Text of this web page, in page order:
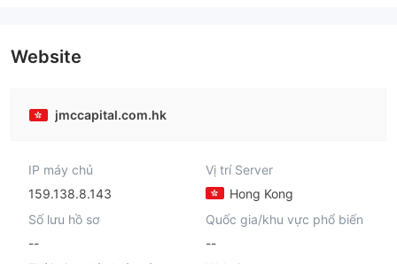
Website
jmccapital.com.hk
IP máy chủ
159.138.8.143
Vị trí Server
Hong Kong
Số lưu hồ sơ
--
Quốc gia/khu vực phổ biến
--